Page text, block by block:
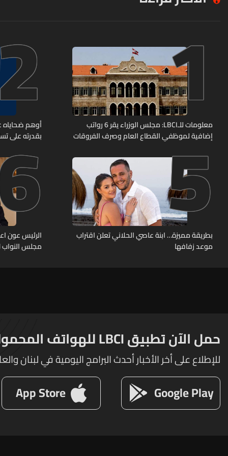
1
معلومات للـLBCI: مجلس الوزراء يقر 6 رواتب
إضافية لموظفي القطاع العام وصرف الفروقات
أوهم ضحاياه
بقدرته على
5
بطريقة مميزة… ابنة عاصي الحلاني تعلن اقتراب
موعد زفافها
الرئيس عون
مجلس النواب
حمل الآن تطبيق LBCI للهواتف المحمولة
للإطلاع على أخر الأخبار أحدث البرامج اليومية في لبنان
Google Play
App Store